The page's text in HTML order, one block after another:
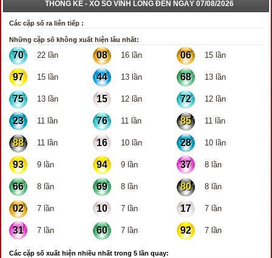
THỐNG KÊ - XỔ SỐ VĨNH LONG ĐẾN NGÀY 07/08/2026
Các cặp số ra liên tiếp :
Những cặp số không xuất hiện lâu nhất:
70 22 lần 08 16 lần 06 15 lần
97 15 lần 44 13 lần 68 13 lần
75 13 lần 15 12 lần 72 12 lần
23 11 lần 76 11 lần 85 11 lần
88 11 lần 16 10 lần 28 10 lần
93 9 lần 94 9 lần 37 8 lần
66 8 lần 69 8 lần 80 8 lần
02 7 lần 10 7 lần 17 7 lần
31 7 lần 60 7 lần 92 7 lần
Các cặp số xuất hiện nhiều nhất trong 5 lần quay: